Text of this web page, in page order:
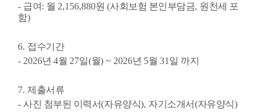
- 급여: 월 2,156,880원 (사회보험 본인부담금, 원천세 포
함)
6. 접수기간
- 2026년 4월 27일(월) ~ 2026년 5월 31 일 까지
7. 제출서류
- 사진 첨부된 이력서(자유양식), 자기소개서(자유양식)